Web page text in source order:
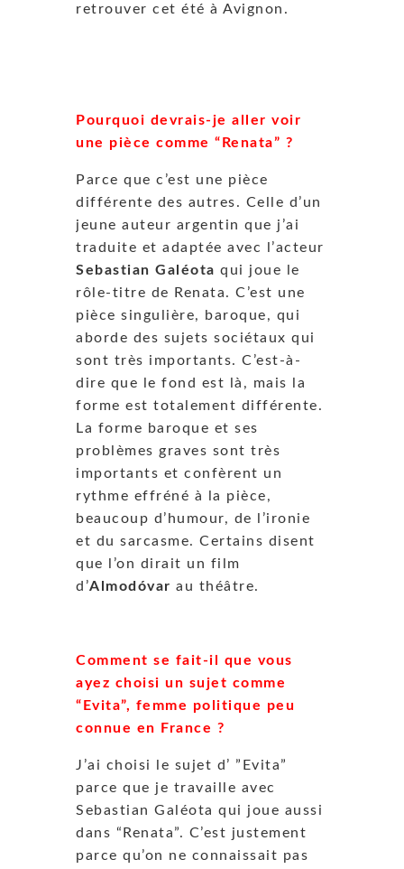
retrouver cet été à Avignon.
Pourquoi devrais-je aller voir
une pièce comme “Renata” ?
Parce que c’est une pièce
différente des autres. Celle d’un
jeune auteur argentin que j’ai
traduite et adaptée avec l’acteur
Sebastian Galéota qui joue le
rôle-titre de Renata. C’est une
pièce singulière, baroque, qui
aborde des sujets sociétaux qui
sont très importants. C’est-à-
dire que le fond est là, mais la
forme est totalement différente.
La forme baroque et ses
problèmes graves sont très
importants et confèrent un
rythme effréné à la pièce,
beaucoup d’humour, de l’ironie
et du sarcasme. Certains disent
que l’on dirait un film
d’Almodóvar au théâtre.
Comment se fait-il que vous
ayez choisi un sujet comme
“Evita”, femme politique peu
connue en France ?
J’ai choisi le sujet d’ ”Evita”
parce que je travaille avec
Sebastian Galéota qui joue aussi
dans “Renata”. C’est justement
parce qu’on ne connaissait pas